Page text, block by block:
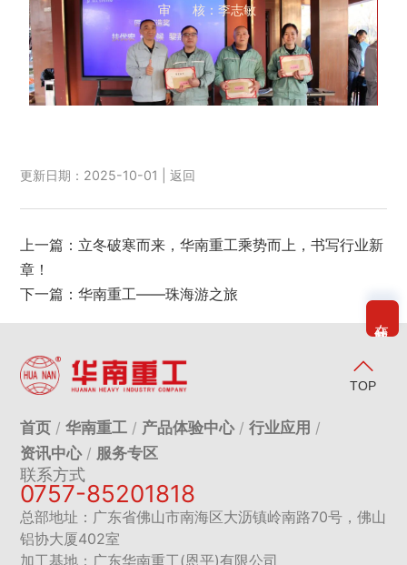
审 核：李志敏
更新日期：2025-10-01 |返回
上一篇： 立冬破寒而来，华南重工乘势而上，书写行业新
章！
下一篇：华南重工——珠海游之旅
TOP
首页 华南重工 产品体验中心
行业应用
资讯中心
服务专区
联系方式
0757-85201818
总部地址：广东省佛山市南海区大沥镇岭南路70号，佛山
铝协大厦402室
加工基地：广东华南重工(恩平)有限公司